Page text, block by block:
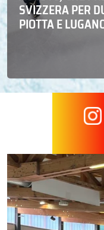
SVIZZERA PER
PIOTTA E